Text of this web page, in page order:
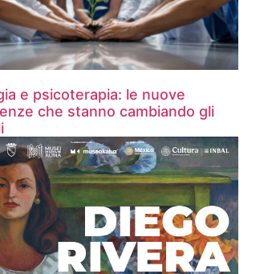
e psicoterapia: le nuove
che stanno cambiando gli